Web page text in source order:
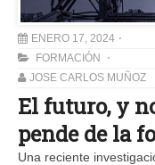
ENERO 17, 2024
FORMACIÓN
JOSE CARLOS MUÑOZ
El futuro, y
pende de la
Una reciente